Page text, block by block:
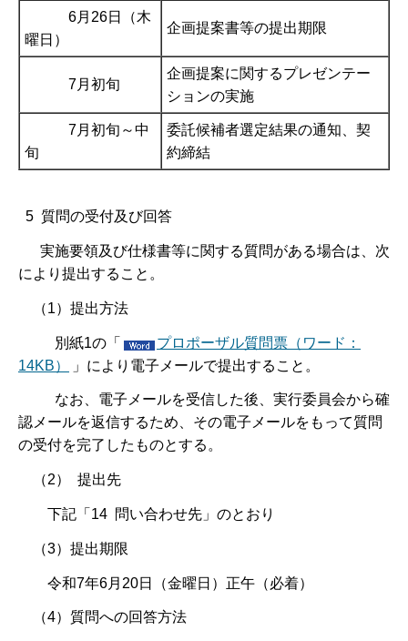
6月26日（木
曜日）
企画提案書等の提出期限
7月初旬
企画提案に関するプレゼンテー
ションの実施
7月初旬～中
旬
委託候補者選定結果の通知、契
約締結
5 質問の受付及び回答
実施要領及び仕様書等に関する質問がある場合は、次
により提出すること。
（1）提出方法
別紙1の「
プロポーザル質問票（ワード：
14KB）
」により電子メールで提出すること。
なお、電子メールを受信した後、実行委員会から確
認メールを返信するため、その電子メールをもって質問
の受付を完了したものとする。
（2） 提出先
下記「14 問い合わせ先」のとおり
（3）提出期限
令和7年6月20日（金曜日）正午（必着）
（4）質問への回答方法